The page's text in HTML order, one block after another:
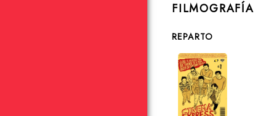
FILMOGRAFÍA
REPARTO